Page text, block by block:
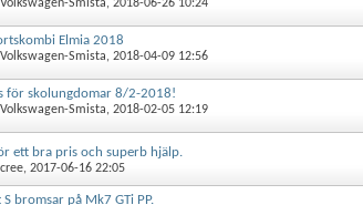
Volkswagen-Smista, 2018-06-26 10:24
Elmia 2018
Volkswagen-Smista, 2018-04-09 12:56
för skolungdomar 8/2-2018!
Volkswagen-Smista, 2018-02-05 12:19
ett bra pris och superb hjälp.
cree, 2017-06-16 22:05
bromsar på Mk7 GTi PP.